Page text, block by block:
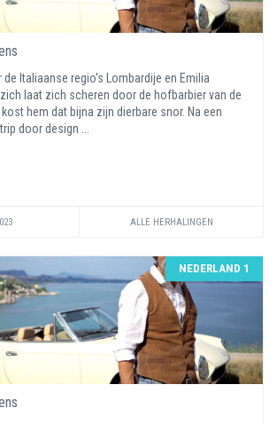
de Italiaanse regio's Lombardije en Emilia
laat zich scheren door de hofbarbier van de
hem dat bijna zijn dierbare snor. Na een
door design ...
ALLE HERHALINGEN
NEDERLAND 1